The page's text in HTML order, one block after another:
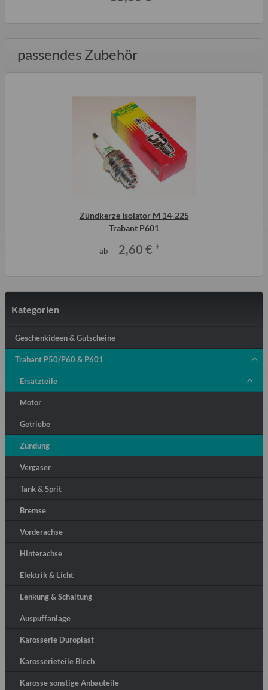
passendes Zubehör
Zündkerze Isolator M 14-225
Trabant P601
ab 2,60 € *
Kategorien
Geschenkideen & Gutscheine
Trabant P50/P60 & P601
Ersatzteile
Motor
Getriebe
Zündung
Vergaser
Tank & Sprit
Bremse
Vorderachse
Hinterachse
Elektrik & Licht
Lenkung & Schaltung
Auspuffanlage
Karosserie Duroplast
Karosserieteile Blech
Karosse sonstige Anbauteile